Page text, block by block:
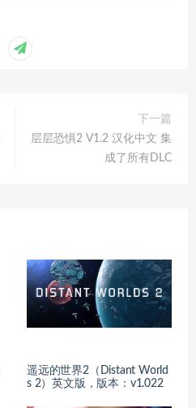
下一篇
层层恐惧2 V1.2 汉化中文 集
成了所有DLC
遥远的世界2（Distant World
s 2）英文版，版本：v1.022